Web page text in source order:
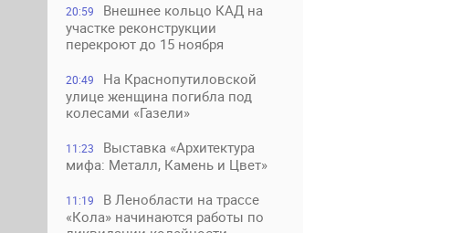
20:59
Внешнее кольцо КАД на
участке реконструкции
перекроют до 15 ноября
20:49
На Краснопутиловской
улице женщина погибла под
колесами «Газели»
11:23
Выставка «Архитектура
мифа: Металл, Камень и Цвет»
11:19
В Ленобласти на трассе
«Кола» начинаются работы по